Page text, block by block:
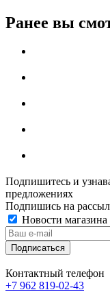
Ранее вы
Подпишитесь и
предложениях
Подпишись на
Новости магазина
Контактный телефон
+7 962 819-02-43